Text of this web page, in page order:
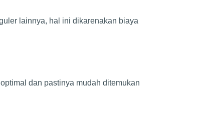
lainnya, hal ini dikarenakan biaya
dan pastinya mudah ditemukan